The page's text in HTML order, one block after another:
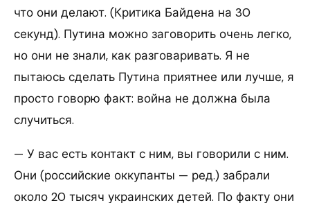
что они делают. (Критика Байдена на 30
секунд). Путина можно заговорить очень легко,
но они не знали, как разговаривать. Я не
пытаюсь сделать Путина приятнее или лучше, я
просто говорю факт: война не должна была
случиться.
— У вас есть контакт с ним, вы говорили с ним.
Они (российские оккупанты — ред.) забрали
около 20 тысяч украинских детей. По факту они